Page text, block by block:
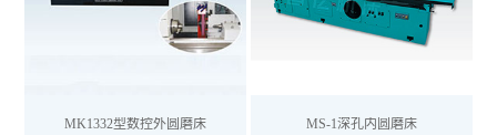
MK1332型数控外圆磨床 MS-1深孔内圆磨床